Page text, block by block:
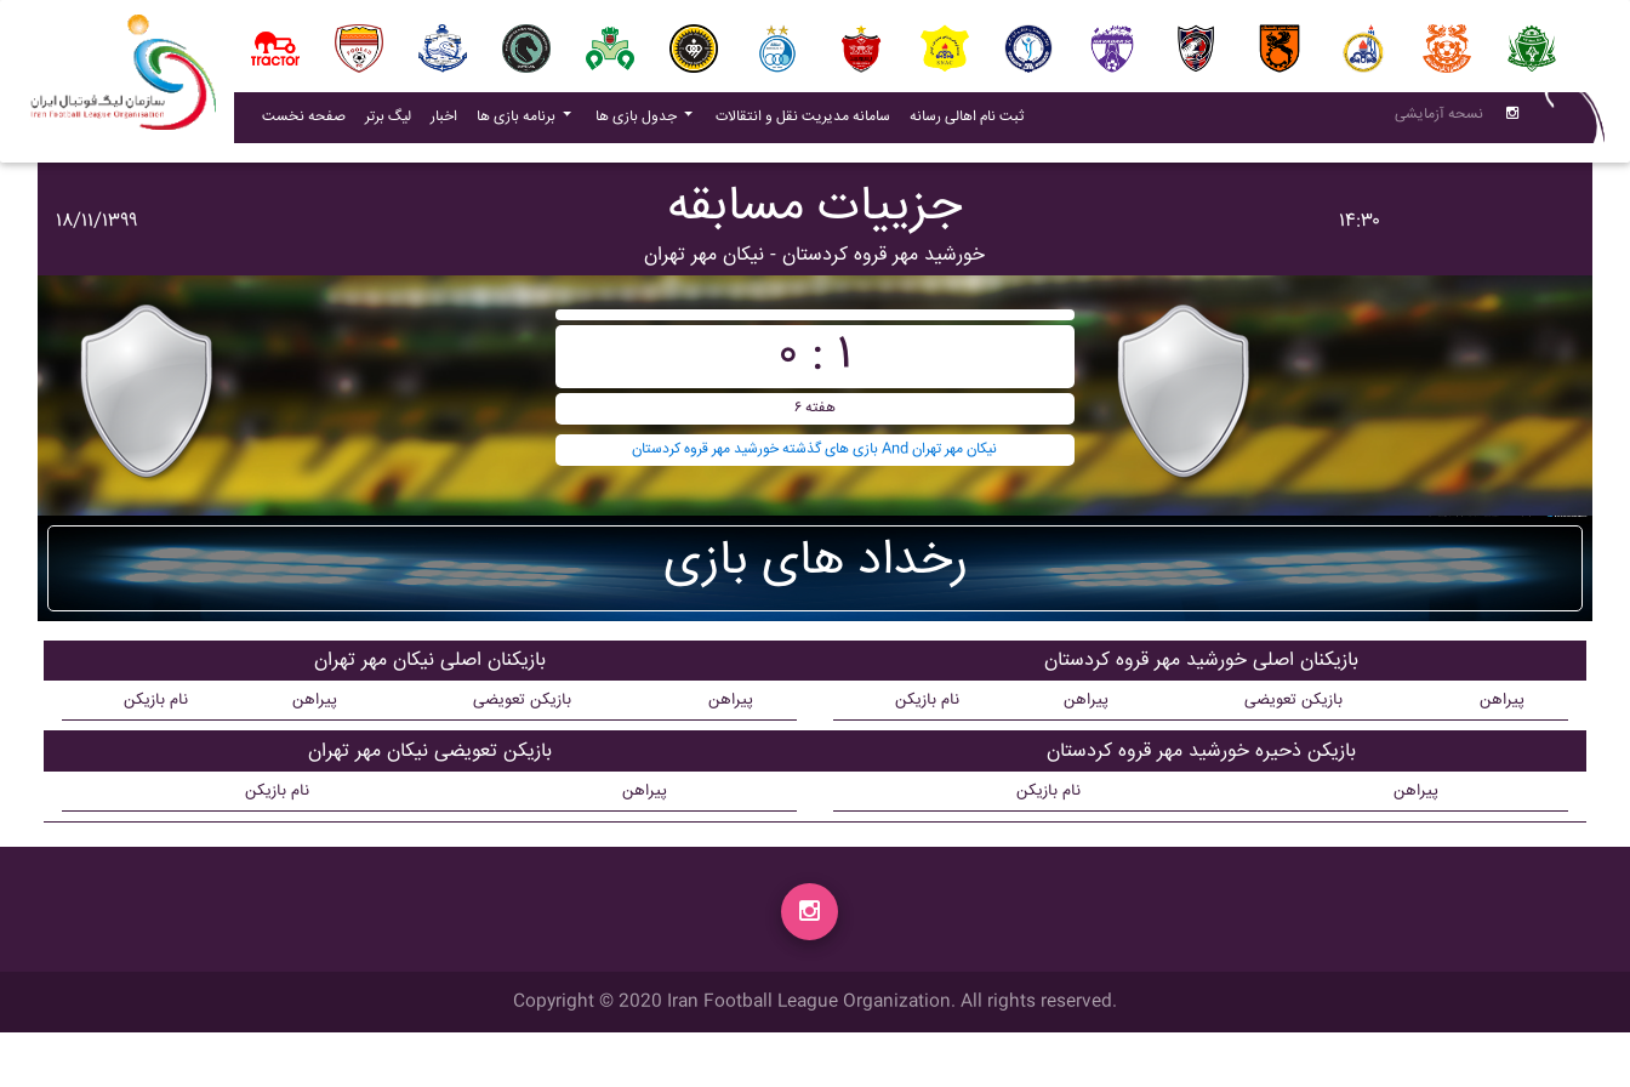
صفحه نخست لیگ برتر اخبار(current) برنامه بازی ها جدول بازی ها سامانه مدیریت نقل و انتقالات (current)
ثبت نام اهالی رسانه(current) نسحه آزمایشی
۱۸/۱۱/۱۳۹۹ جزییات مسابقه
خورشيد مهر قروه کردستان - نيکان مهر تهران
۱۴:۳۰
۰ : ۱
هفته ۶
بازی های گذشته خورشيد مهر قروه کردستان And نيکان مهر تهران
رخداد های بازی
بازیکنان اصلی نيکان مهر تهران
نام بازیکن پیراهن بازیکن تعویضی پیراهن
بازیکن تعویضی نيکان مهر تهران
نام بازیکن پیراهن
بازیکنان اصلی خورشيد مهر قروه کردستان
نام بازیکن پیراهن بازیکن تعویضی پیراهن
بازیکن ذحیره خورشيد مهر قروه کردستان
نام بازیکن پیراهن
Copyright © 2020 Iran Football League Organization. All rights reserved.